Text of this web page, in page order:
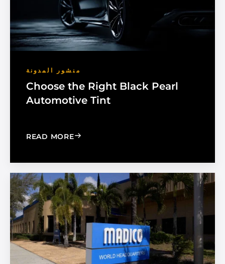
منشور المدونة
Choose the Right Black Pearl
Automotive Tint
READ MORE: CHOOSE THE RIGHT BLACK PEARL